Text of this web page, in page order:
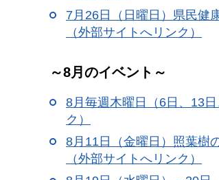
7月26日（日曜日）県民健
（外部サイトへリンク）
～8月のイベント～
8月毎週木曜日（6日、13
ク）
8月11日（金曜日）照葉樹
（外部サイトへリンク）